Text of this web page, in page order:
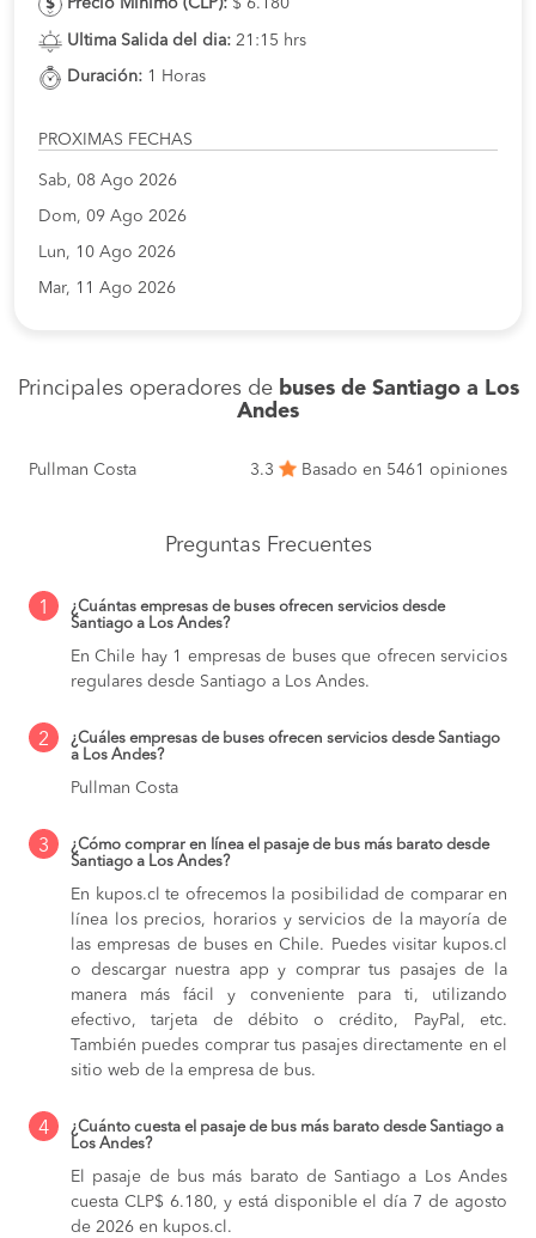
Precio Minimo (CLP): $ 6.180
Ultima Salida del dia: 21:15 hrs
Duración: 1 Horas
PROXIMAS FECHAS
Sab, 08 Ago 2026
Dom, 09 Ago 2026
Lun, 10 Ago 2026
Mar, 11 Ago 2026
Principales operadores de buses de Santiago a Los
Andes
Pullman Costa 3.3 Basado en 5461 opiniones
Preguntas Frecuentes
1
¿Cuántas empresas de buses ofrecen servicios desde
Santiago a Los Andes?
En Chile hay 1 empresas de buses que ofrecen servicios
regulares desde Santiago a Los Andes.
2
¿Cuáles empresas de buses ofrecen servicios desde Santiago
a Los Andes?
Pullman Costa
3
¿Cómo comprar en línea el pasaje de bus más barato desde
Santiago a Los Andes?
En kupos.cl te ofrecemos la posibilidad de comparar en
línea los precios, horarios y servicios de la mayoría de
las empresas de buses en Chile. Puedes visitar kupos.cl
o descargar nuestra app y comprar tus pasajes de la
manera más fácil y conveniente para ti, utilizando
efectivo, tarjeta de débito o crédito, PayPal, etc.
También puedes comprar tus pasajes directamente en el
sitio web de la empresa de bus.
4
¿Cuánto cuesta el pasaje de bus más barato desde Santiago a
Los Andes?
El pasaje de bus más barato de Santiago a Los Andes
cuesta CLP$ 6.180, y está disponible el día 7 de agosto
de 2026 en kupos.cl.